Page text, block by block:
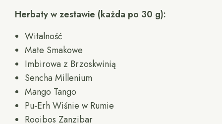
Herbaty w zestawie (każda po 30 g):
Witalność
Mate Smakowe
Imbirowa z Brzoskwinią
Sencha Millenium
Mango Tango
Pu-Erh Wiśnie w Rumie
Rooibos Zanzibar